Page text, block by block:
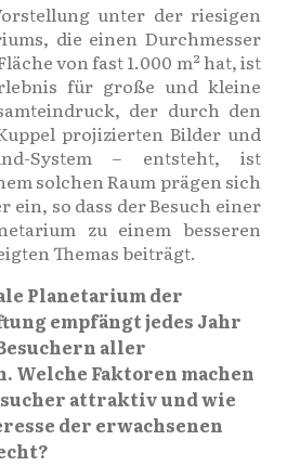
unter der riesigen
die einen Durchmesser
von fast 1.000 m² hat, ist
für große und kleine
der durch den
projizierten Bilder und
System – entsteht, ist
solchen Raum prägen sich
ein, so dass der Besuch einer
zu einem besseren
Themas beiträgt.
Planetarium der
empfängt jedes Jahr
aller
Welche Faktoren machen
attraktiv und wie
der erwachsenen